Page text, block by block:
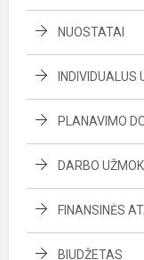
NUOSTATAI
PLANAVIMO
DARBO
FINANSINĖS
BIUDŽETAS